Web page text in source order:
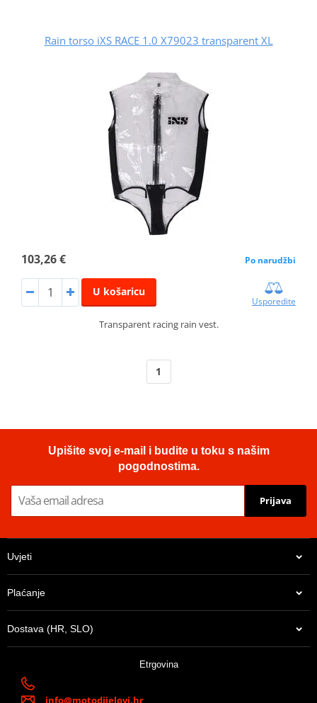
Rain torso iXS RACE 1.0 X79023 transparent XL
103,26 € Po narudžbi
U košaricu
Usporedite
Transparent racing rain vest.
1
Upišite svoj e-mail i budite u toku s našim
pogodnostima.
Prijava
Uvjeti
Plaćanje
Dostava (HR, SLO)
Etrgovina
info@motodijelovi.hr